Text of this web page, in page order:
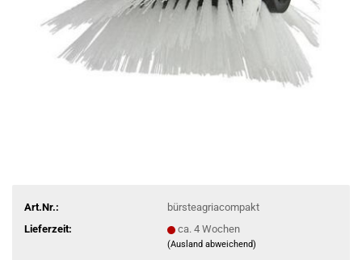
Art.Nr.:
bürsteagriacompakt
Lieferzeit:
ca. 4 Wochen
(Ausland abweichend)